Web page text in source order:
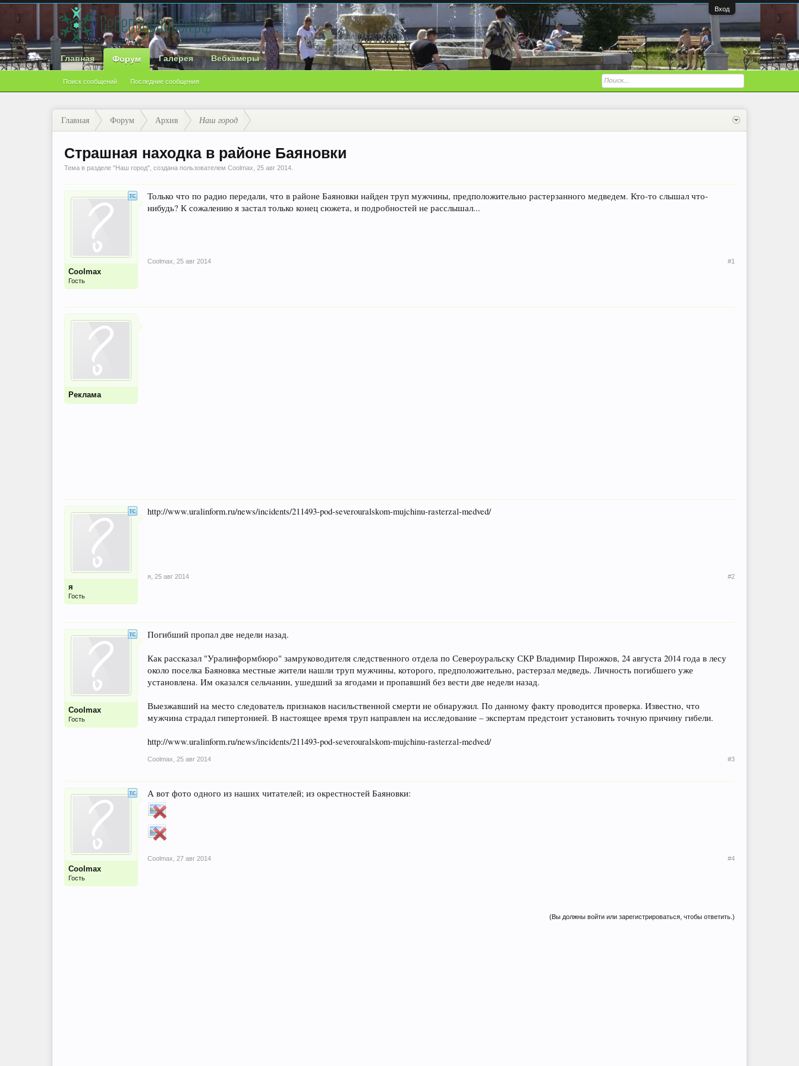
Вход
Главная Форум
Поиск сообщений Последние сообщения
Галерея Вебкамеры
Главная Форум Архив Наш город
Страшная находка в районе Баяновки
Тема в разделе "Наш город", создана пользователем Coolmax 25 авг 2014
Coolmax
Гость
Только что по радио передали, что в районе Баяновки найден труп мужчины, предположительно растерзанного медведем. Кто-то слышал что-
нибудь? К сожалению я застал только конец сюжета, и подробностей не расслышал...
Coolmax 25 авг 2014 #1
Реклама
я
Гость
http://www.uralinform.ru/news/incidents/211493-pod-severouralskom-mujchinu-rasterzal-medved/
я 25 авг 2014 #2
Coolmax
Гость
Погибший пропал две недели назад.
Как рассказал "Уралинформбюро" замруководителя следственного отдела по Североуральску СКР Владимир Пирожков, 24 августа 2014 года в лесу
около поселка Баяновка местные жители нашли труп мужчины, которого, предположительно, растерзал медведь. Личность погибшего уже
установлена. Им оказался сельчанин, ушедший за ягодами и пропавший без вести две недели назад.
Выезжавший на место следователь признаков насильственной смерти не обнаружил. По данному факту проводится проверка. Известно, что
мужчина страдал гипертонией. В настоящее время труп направлен на исследование – экспертам предстоит установить точную причину гибели.
http://www.uralinform.ru/news/incidents/211493-pod-severouralskom-mujchinu-rasterzal-medved/
Coolmax 25 авг 2014 #3
Coolmax
Гость
А вот фото одного из наших читателей; из окрестностей Баяновки:
Coolmax 27 авг 2014 #4
(Вы должны войти или зарегистрироваться, чтобы ответить.)